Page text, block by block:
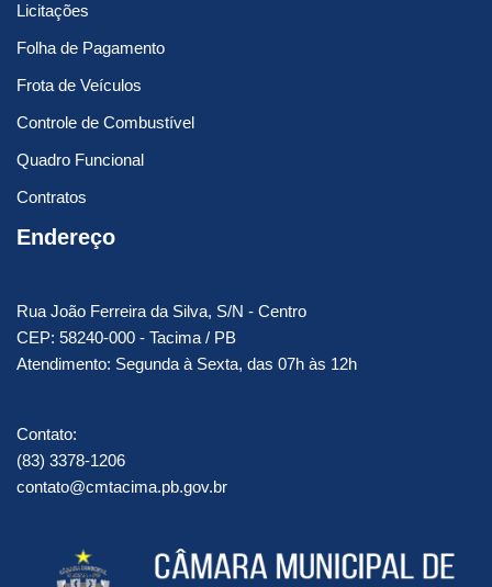
Licitações
Folha de Pagamento
Frota de Veículos
Controle de Combustível
Quadro Funcional
Contratos
Endereço
Rua João Ferreira da Silva, S/N - Centro
CEP: 58240-000 - Tacima / PB
Atendimento: Segunda à Sexta, das 07h às 12h
Contato:
(83) 3378-1206
contato@cmtacima.pb.gov.br